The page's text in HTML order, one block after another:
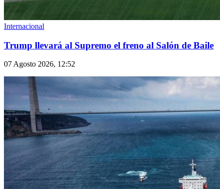
Internacional
Trump llevará al Supremo el freno al Salón de Baile
07 Agosto 2026, 12:52